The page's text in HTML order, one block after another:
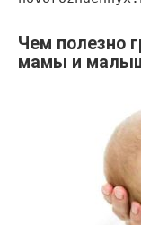
Чем полезно
мамы и